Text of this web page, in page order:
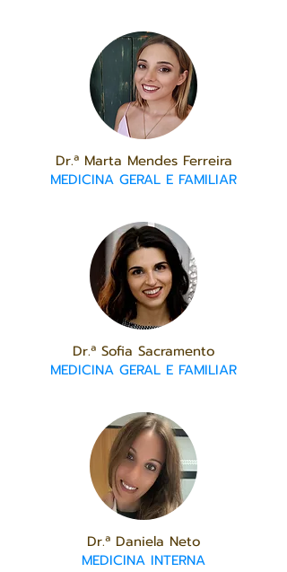
Dr.ª Marta Mendes Ferreira
MEDICINA GERAL E FAMILIAR
Dr.ª Sofia Sacramento
MEDICINA GERAL E FAMILIAR
Dr.ª Daniela Neto
MEDICINA INTERNA